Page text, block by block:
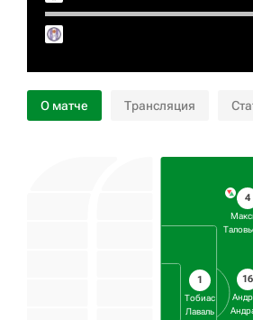
О матче Трансляция
1
Тобиас
Лаваль
4
16